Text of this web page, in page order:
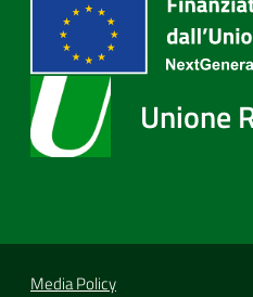
Unione
Media Policy